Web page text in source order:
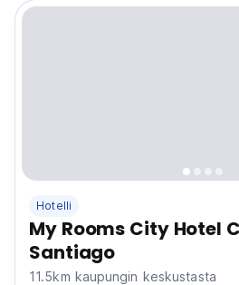
Hotelli
My Rooms City Hotel
Santiago
11.5km kaupungin keskustasta